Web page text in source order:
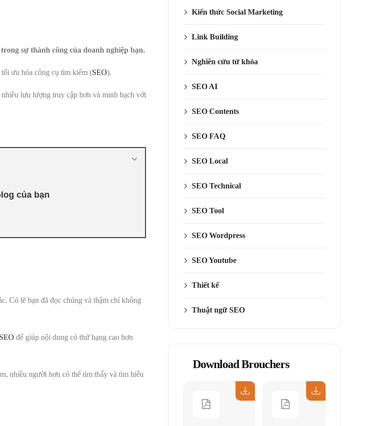
sự thành công của doanh nghiệp bạn.
ưu hóa công cụ tìm kiếm (SEO).
lưu lượng truy cập hơn và minh bạch với
của bạn
Có lẽ bạn đã đọc chúng và thậm chí không
để giúp nội dung có thứ hạng cao hơn
nhiều người hơn có thể tìm thấy và tìm hiểu
Kiến thức Social Marketing
Link Building
Nghiên cứu từ khóa
SEO AI
SEO Contents
SEO FAQ
SEO Local
SEO Technical
SEO Tool
SEO Wordpress
SEO Youtube
Thiết kế
Thuật ngữ SEO
Download Brouchers